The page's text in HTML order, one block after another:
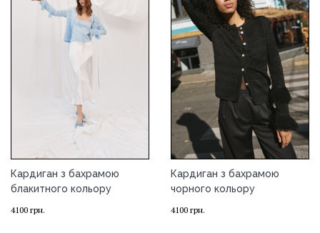
Кардиган з бахрамою
блакитного кольору
4100 грн.
Кардиган з бахрамою
чорного кольору
4100 грн.